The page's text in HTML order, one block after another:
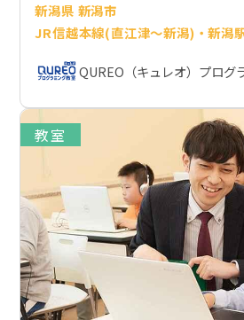
新潟県 新潟市
JR信越本線(直江津～新潟)・新潟
QUREO（キュレオ）プログ
教室